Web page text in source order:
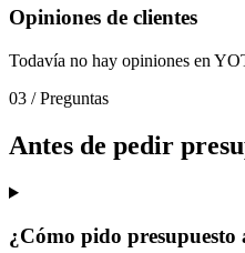
Opiniones de clientes
Todavía no hay opiniones en
03 /Preguntas
Antes de pedir
¿Cómo pido